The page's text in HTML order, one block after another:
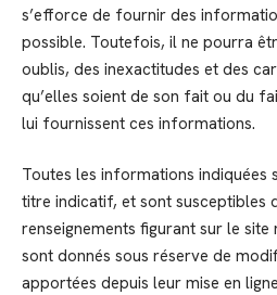
s’efforce de fournir des
possible. Toutefois, il ne pourra
oublis, des inexactitudes et des
qu’elles soient de son fait ou du
lui fournissent ces informations.
Toutes les informations indiquées
titre indicatif, et sont susceptibles
renseignements figurant sur le site
sont donnés sous réserve de
apportées depuis leur mise en